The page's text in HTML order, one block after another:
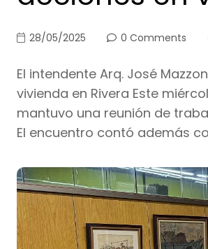
28/05/2025 0 Comments
El intendente Arq. José
vivienda en Rivera Este
mantuvo una reunión de
El encuentro contó además